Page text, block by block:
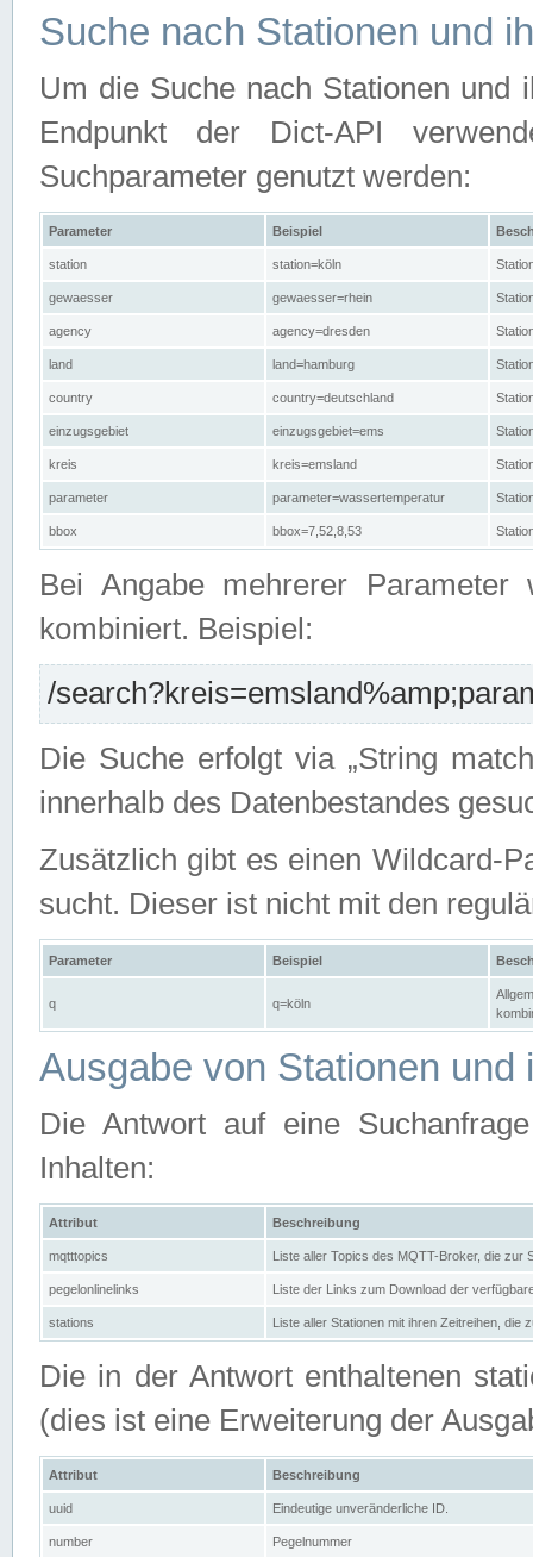
Suche nach Stationen und
Um die Suche nach Stationen und
Endpunkt der Dict-API
Suchparameter genutzt werden:
Parameter Beispiel
station station=köln
gewaesser gewaesser=rhein
agency agency=dresden
land land=hamburg
country country=deutschland
einzugsgebiet einzugsgebiet=ems
kreis kreis=emsland
parameter parameter=wassertemperatur
bbox bbox=7,52,8,53
Bei Angabe mehrerer Parameter
kombiniert. Beispiel:
/
Die Suche erfolgt via „String
innerhalb des Datenbestandes
Zusätzlich gibt es einen Wildcard-
sucht. Dieser ist nicht mit den
Parameter Beispiel
q q=köln
Ausgabe von Stationen und
Die Antwort auf eine
Inhalten:
Attribut Beschreibung
mqtttopics Liste aller Topics des MQTT-Broker, die zur
pegelonlinelinks Liste der Links zum Download der
stations Liste aller Stationen mit ihren Zeitreihen, die
Die in der Antwort enthaltenen
(dies ist eine Erweiterung der
Attribut Beschreibung
uuid Eindeutige unveränderliche ID.
number Pegelnummer